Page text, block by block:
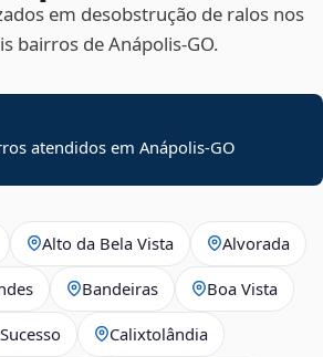
em desobstrução de ralos nos
bairros de Anápolis‑GO.
atendidos em Anápolis-GO
Alto da Bela Vista Alvorada
Bandeiras Boa Vista
Calixtolândia